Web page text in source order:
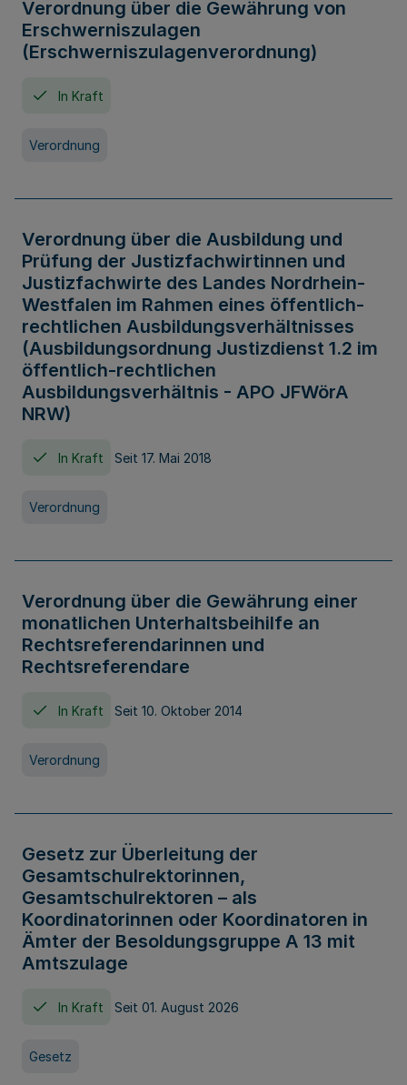
Verordnung über die Gewährung von
Erschwerniszulagen
(Erschwerniszulagenverordnung)
In Kraft
Verordnung
Verordnung über die Ausbildung und
Prüfung der Justizfachwirtinnen und
Justizfachwirte des Landes Nordrhein-
Westfalen im Rahmen eines öffentlich-
rechtlichen Ausbildungsverhältnisses
(Ausbildungsordnung Justizdienst 1.2 im
öffentlich-rechtlichen
Ausbildungsverhältnis - APO JFWörA
NRW)
In Kraft Seit 17. Mai 2018
Verordnung
Verordnung über die Gewährung einer
monatlichen Unterhaltsbeihilfe an
Rechtsreferendarinnen und
Rechtsreferendare
In Kraft Seit 10. Oktober 2014
Verordnung
Gesetz zur Überleitung der
Gesamtschulrektorinnen,
Gesamtschulrektoren – als
Koordinatorinnen oder Koordinatoren in
Ämter der Besoldungsgruppe A 13 mit
Amtszulage
In Kraft Seit 01. August 2026
Gesetz